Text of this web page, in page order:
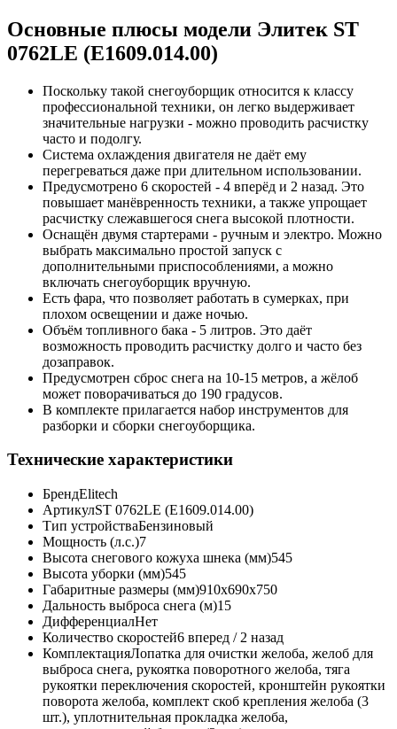
Основные плюсы модели Элитек ST
0762LE (E1609.014.00)
Поскольку такой снегоуборщик относится к классу
профессиональной техники, он легко выдерживает
значительные нагрузки - можно проводить расчистку
часто и подолгу.
Система охлаждения двигателя не даёт ему
перегреваться даже при длительном использовании.
Предусмотрено 6 скоростей - 4 вперёд и 2 назад. Это
повышает манёвренность техники, а также упрощает
расчистку слежавшегося снега высокой плотности.
Оснащён двумя стартерами - ручным и электро. Можно
выбрать максимально простой запуск с
дополнительными приспособлениями, а можно
включать снегоуборщик вручную.
Есть фара, что позволяет работать в сумерках, при
плохом освещении и даже ночью.
Объём топливного бака - 5 литров. Это даёт
возможность проводить расчистку долго и часто без
дозаправок.
Предусмотрен сброс снега на 10-15 метров, а жёлоб
может поворачиваться до 190 градусов.
В комплекте прилагается набор инструментов для
разборки и сборки снегоуборщика.
Технические характеристики
БрендElitech
АртикулST 0762LE (E1609.014.00)
Тип устройстваБензиновый
Мощность (л.с.)7
Высота снегового кожуха шнека (мм)545
Высота уборки (мм)545
Габаритные размеры (мм)910х690х750
Дальность выброса снега (м)15
ДифференциалНет
Количество скоростей6 вперед / 2 назад
КомплектацияЛопатка для очистки желоба, желоб для
выброса снега, рукоятка поворотного желоба, тяга
рукоятки переключения скоростей, кронштейн рукоятки
поворота желоба, комплект скоб крепления желоба (3
шт.), уплотнительная прокладка желоба,